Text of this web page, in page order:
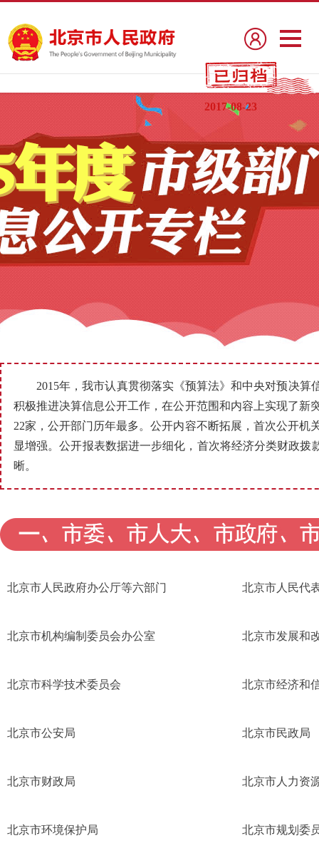
2015年，我市认真贯彻落实《预算法》和中央对预决算
积极推进决算信息公开工作，在公开范围和内容上实现了新
22家，公开部门历年最多。公开内容不断拓展，首次公开
显增强。公开报表数据进一步细化，首次将经济分类财政
晰。
北京市人民政府办公厅等六部门 北京市人民代
北京市机构编制委员会办公室 北京市发展和
北京市科学技术委员会 北京市经济和
北京市公安局 北京市民政局
北京市财政局 北京市人力资
北京市环境保护局 北京市规划委
2017-08-23